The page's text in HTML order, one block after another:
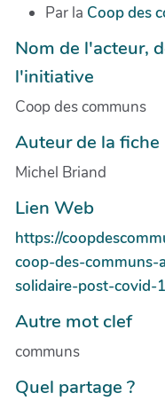
Par la Coop des
Nom de l'acteur,
l'initiative
Coop des communs
Auteur de la fiche
Michel Briand
Lien Web
https://
coop-des-
solidaire-post-covid-
Autre mot clef
communs
Quel partage ?